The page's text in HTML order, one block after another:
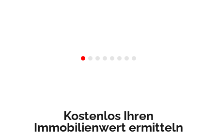
Kostenlos Ihren
Immobilienwert ermitteln